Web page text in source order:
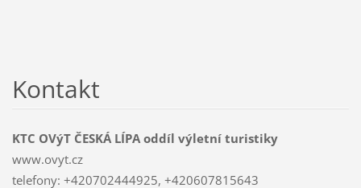
Kontakt
KTC OVýT ČESKÁ LÍPA oddíl výletní turistiky
www.ovyt.cz
telefony: +420702444925, +420607815643